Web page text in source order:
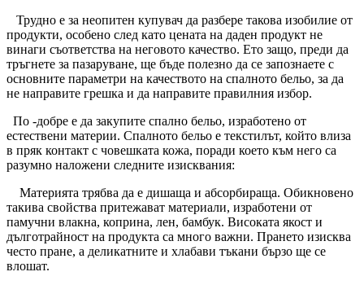
Трудно е за неопитен купувач да разбере такова изобилие от
продукти, особено след като цената на даден продукт не
винаги съответства на неговото качество. Ето защо, преди да
тръгнете за пазаруване, ще бъде полезно да се запознаете с
основните параметри на качеството на спалното бельо, за да
не направите грешка и да направите правилния избор.
По -добре е да закупите спално бельо, изработено от
естествени материи. Спалното бельо е текстилът, който влиза
в пряк контакт с човешката кожа, поради което към него са
разумно наложени следните изисквания:
Материята трябва да е дишаща и абсорбираща. Обикновено
такива свойства притежават материали, изработени от
памучни влакна, коприна, лен, бамбук. Високата якост и
дълготрайност на продукта са много важни. Прането изисква
често пране, а деликатните и хлабави тъкани бързо ще се
влошат.